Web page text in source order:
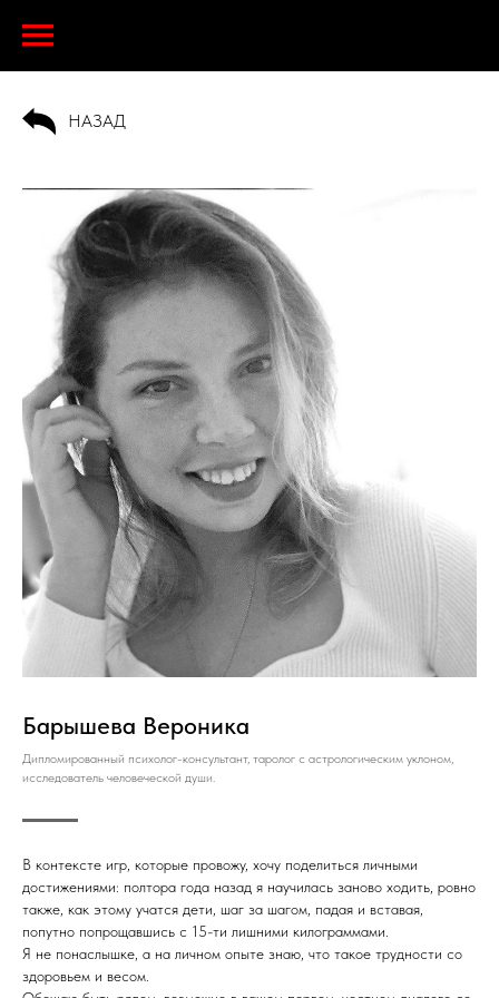
НАЗАД
Барышева Вероника
Дипломированный психолог-консультант, таролог с астрологическим уклоном,
исследователь человеческой души.
В контексте игр, которые провожу, хочу поделиться личными
достижениями: полтора года назад я научилась заново ходить, ровно
также, как этому учатся дети, шаг за шагом, падая и вставая,
попутно попрощавшись с 15-ти лишними килограммами.
Я не понаслышке, а на личном опыте знаю, что такое трудности со
здоровьем и весом.